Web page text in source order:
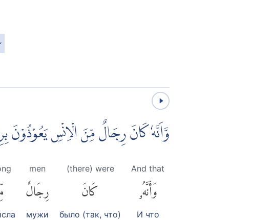
وَّاَنَّهٗ كَانَ رِجَالٌ مِّنَ الْاِنْسِ يَعُوْذُوْنَ
And that
وَأَنَّهُۥ
И что
(there) were
كَانَ
было (так, что)
men
رِجَالٌ
мужи